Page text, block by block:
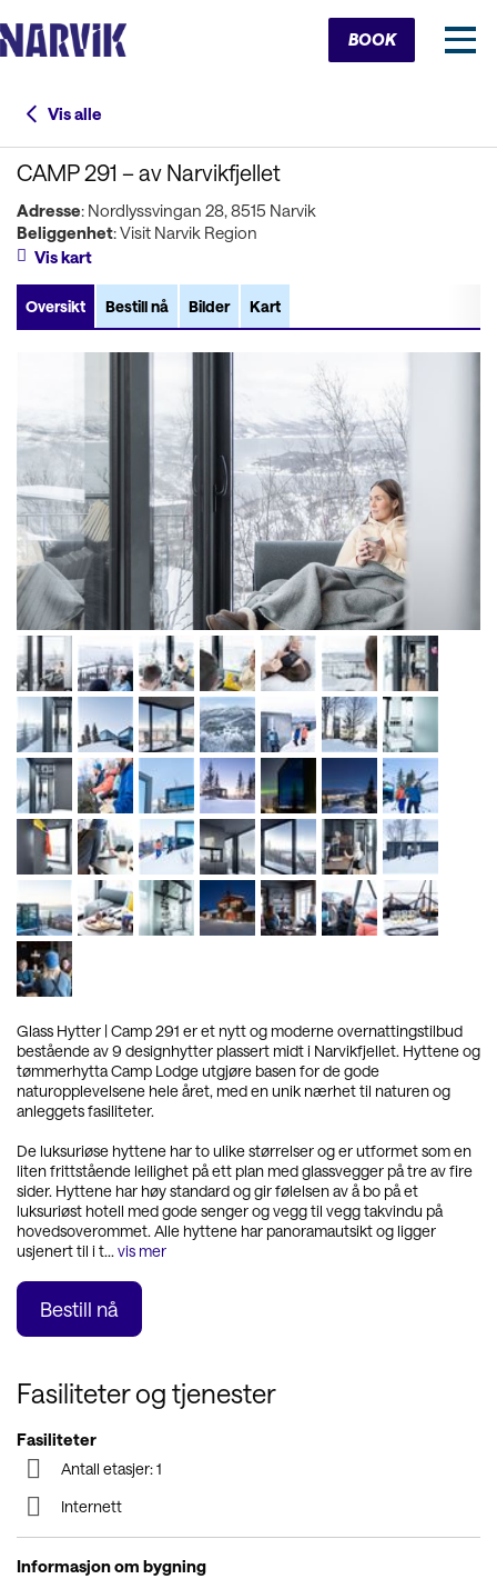
Cart
BOOK
Vis alle
CAMP 291 – av Narvikfjellet
Adresse: Nordlyssvingan 28, 8515 Narvik
Beliggenhet: Visit Narvik Region
Vis kart
Oversikt Bestill nå Bilder Kart
Glass Hytter | Camp 291 er et nytt og moderne overnattingstilbud
bestående av 9 designhytter plassert midt i Narvikfjellet. Hyttene og
tømmerhytta Camp Lodge utgjøre basen for de gode
naturopplevelsene hele året, med en unik nærhet til naturen og
anleggets fasiliteter.
De luksuriøse hyttene har to ulike størrelser og er utformet som en
liten frittstående leilighet på ett plan med glassvegger på tre av fire
sider. Hyttene har høy standard og gir følelsen av å bo på et
luksuriøst hotell med gode senger og vegg til vegg takvindu på
hovedsoverommet. Alle hyttene har panoramautsikt og ligger
usjenert til i t... vis mer
Bestill nå
Fasiliteter og tjenester
Fasiliteter
Antall etasjer: 1
Internett
Informasjon om bygning